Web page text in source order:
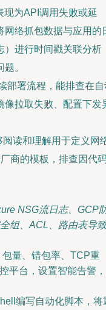
现为API调用失败或延
网络抓包数据与应用的
）进行时间戳关联分析
。
部署流程，能排查在自
像拉取失败、配置下发
阅读和理解用于定义网
商的模板，排查因代
NSG流日志、GCP
组、ACL、路由表导致
量、错包率、TCP重
平台，设置智能告警，
编写自动化脚本，将